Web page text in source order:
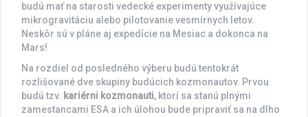
budú mať na starosti vedecké experimenty využívajúce
mikrogravitáciu alebo pilotovanie vesmírnych letov.
Neskôr sú v pláne aj expedície na Mesiac a dokonca na
Mars!
Na rozdiel od posledného výberu budú tentokrát
rozlišované dve skupiny budúcich kozmonautov. Prvou
budú tzv. kariérni kozmonauti, ktorí sa stanú plnými
zamestancami ESA a ich úlohou bude pripraviť sa na dlho